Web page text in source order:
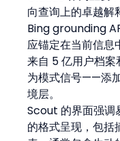
向查询上的卓越
Bing grounding
应锚定在当前信
来自 5 亿用户档案
为模式信号——添
境层。
Scout 的界面强调
的格式呈现，包括